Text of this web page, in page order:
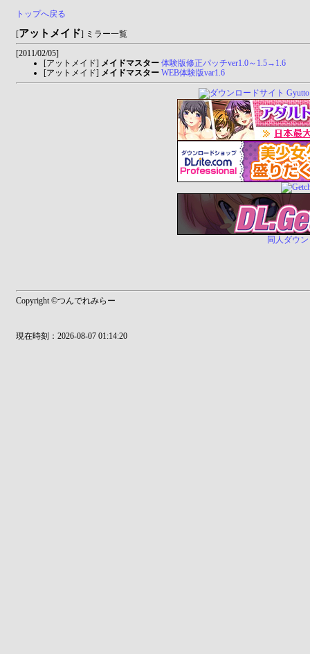
トップへ戻る
[アットメイド] ミラー一覧
[2011/02/05]
[アットメイド] メイドマスター 体験版修正パッチver1.0～1.5→1.6
[アットメイド] メイドマスター WEB体験版var1.6
同人ダウ
Copyright ©つんでれみらー
現在時刻：2026-08-07 01:14:20